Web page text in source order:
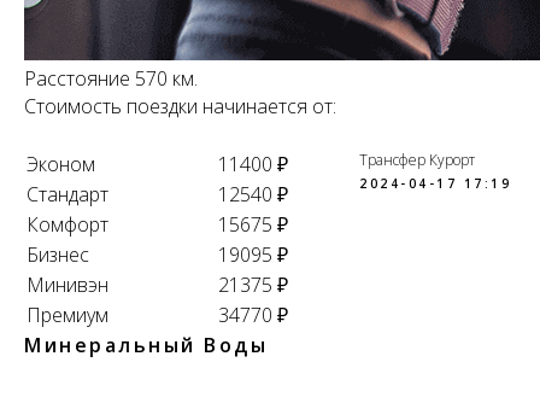
Расстояние 570 км.
Стоимость поездки начинается от:
Эконом
11400 ₽
Стандарт
12540 ₽
Комфорт
15675 ₽
Бизнес
19095 ₽
Минивэн
21375 ₽
Премиум
34770 ₽
Трансфер Курорт
2024-04-17 17:19
Минеральный Воды